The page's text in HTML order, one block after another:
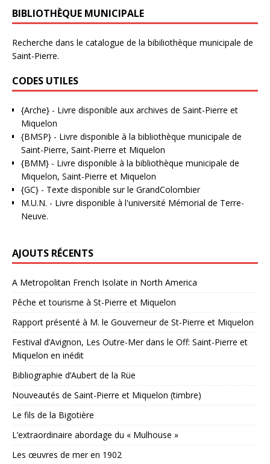
BIBLIOTHÈQUE MUNICIPALE
Recherche dans le catalogue de la bibiliothèque municipale de
Saint-Pierre.
CODES UTILES
{Arche} - Livre disponible aux archives de Saint-Pierre et
Miquelon
{BMSP} - Livre disponible à la bibliothèque municipale de
Saint-Pierre, Saint-Pierre et Miquelon
{BMM} - Livre disponible à la bibliothèque municipale de
Miquelon, Saint-Pierre et Miquelon
{GC} - Texte disponible sur le GrandColombier
M.U.N. - Livre disponible à l'université Mémorial de Terre-
Neuve.
AJOUTS RÉCENTS
A Metropolitan French Isolate in North America
Pêche et tourisme à St-Pierre et Miquelon
Rapport présenté à M. le Gouverneur de St-Pierre et Miquelon
Festival d’Avignon, Les Outre-Mer dans le Off: Saint-Pierre et
Miquelon en inédit
Bibliographie d’Aubert de la Rüe
Nouveautés de Saint-Pierre et Miquelon (timbre)
Le fils de la Bigotière
L’extraordinaire abordage du « Mulhouse »
Les œuvres de mer en 1902